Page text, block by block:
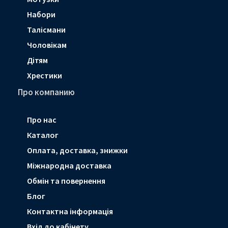
Набори
Талісмани
Чоловікам
Дітям
Хрестики
Про компанию
Про нас
Каталог
Оплата, доставка, знижки
Мiжнародна доставка
Обмін та повернення
Блог
Контактна інформація